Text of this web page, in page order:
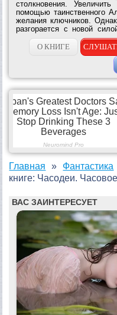
столкновения.
помощью таинственного
желания ключников.
разгорается с новой
враг часовщиков —
есть свой, особый
О КНИГЕ
Главная Фантастика
книге: Часодеи.